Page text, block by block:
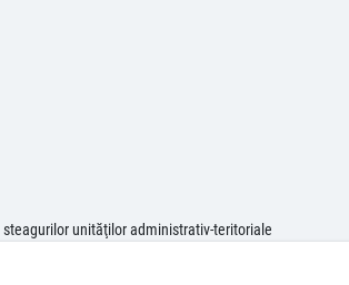
unităţilor administrativ-teritoriale